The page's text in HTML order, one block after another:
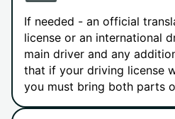
If needed - an official
license or an international
main driver and any
that if your driving license
you must bring both parts